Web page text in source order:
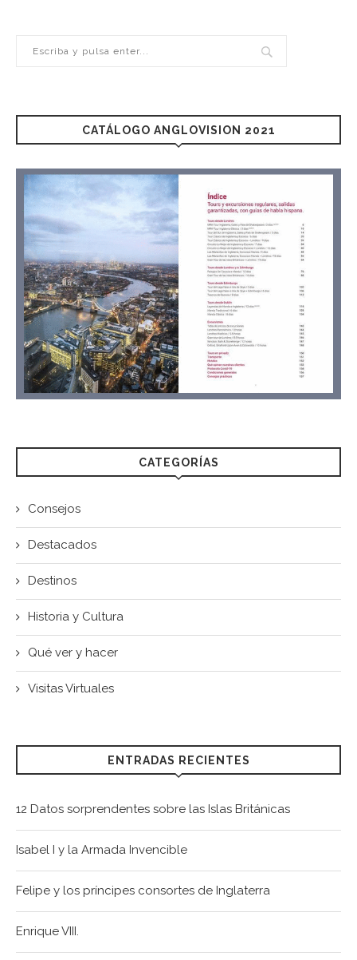
CATÁLOGO ANGLOVISION 2021
CATEGORÍAS
Consejos
Destacados
Destinos
Historia y Cultura
Qué ver y hacer
Visitas Virtuales
ENTRADAS RECIENTES
12 Datos sorprendentes sobre las Islas Británicas
Isabel I y la Armada Invencible
Felipe y los príncipes consortes de Inglaterra
Enrique VIII.